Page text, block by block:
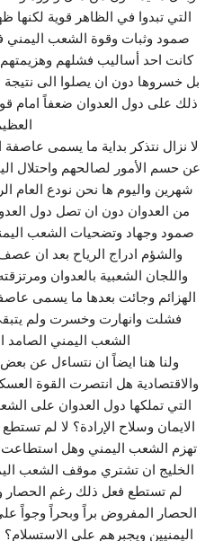
التي تبدوا في الظاهر قوية
صمود وثبات وقوة الشعب اليمني
كانت احد أساليب فشلهم وهزيمتهم
بل خسروها دون ان يصلوا الى
ذلك على دول العدوان ضعفاً امام
لا نزال نتذكر بداية ما يسمى عاصفة
عن حسم الأمور لصالحهم واحتلال
شهرين واليوم ها نحن نودع العام
من العدوان دون ان تصل دول
صمود وجهاد وتضحيات الشعب
والشؤم ادراج الرياح بعد ان
واللجان الشعبية بالعدوان
الهزائم وجائت بعدها ما يسمى
فشلت وانهارت وخسرت ولم
الشعب اليمني الصامد
ولنا هنا ايضاً ان نتساءل عن
والاقتصادية هل انتصرت القوة
التي تملكها دول العدوان على
الايمان وسلاح الإرادة؟ لا لم
تهزم الشعب اليمني وهل استطاعت
الخليج ان تشتري موقف الشعب
لم تستطع فعل ذلك رغم الحصار
الحصار المفروض براً وبحراً وجواً
اليمنيين ويجبرهم على